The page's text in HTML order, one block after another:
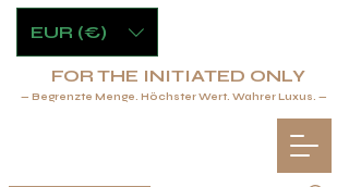
FOR THE INITIATED ONLY
— Begrenzte Menge. Höchster Wert. Wahrer Luxus. —
EUR (€)